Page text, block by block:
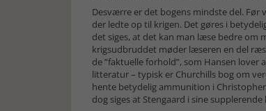
Desværre er det bogens mindste del. Før
der ledte op til krigen. Det gøres i
det siges, at det kan man læse bedre om
krigsudbruddet møder læseren en del
de ”faktuelle forhold”, som Hansen
litteratur – typisk er Churchills bog om
hente betydelig ammunition i
dog siges at Stengaard i sine